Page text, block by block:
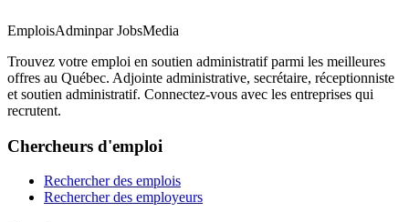
EmploisAdminpar JobsMedia
Trouvez votre emploi en soutien administratif parmi les meilleures
offres au Québec. Adjointe administrative, secrétaire, réceptionniste
et soutien administratif. Connectez-vous avec les entreprises qui
recrutent.
Chercheurs d'emploi
Rechercher des emplois
Rechercher des employeurs